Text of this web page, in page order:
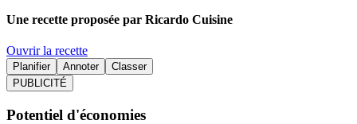
Une recette proposée par Ricardo Cuisine
Ouvrir la recette
Planifier Annoter
Classer
PUBLICITÉ
Potentiel d'économies